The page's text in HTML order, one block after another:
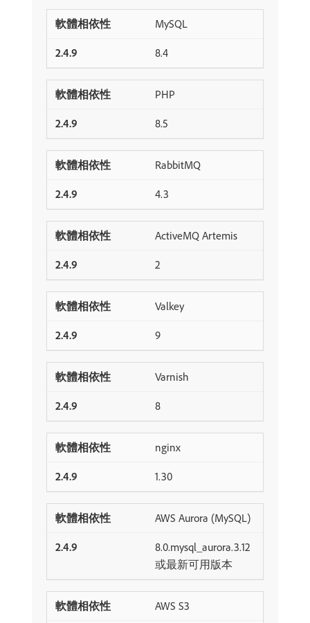
MySQL
8.4
PHP
8.5
RabbitMQ
4.3
ActiveMQ Artemis
2
Valkey
9
Varnish
8
nginx
1.30
AWS Aurora (MySQL)
8.0.mysql_aurora.3.12
或最新可用版本
AWS S3